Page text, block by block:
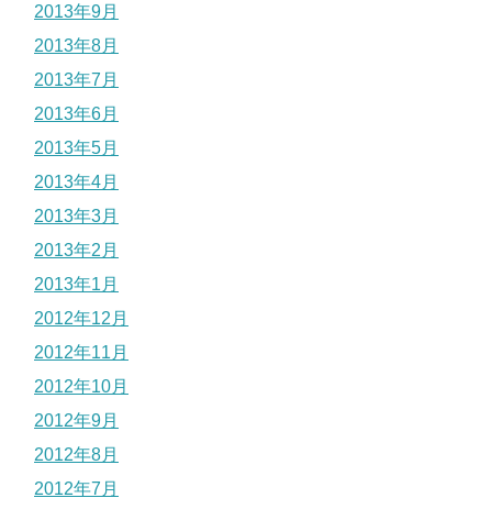
2013年9月
2013年8月
2013年7月
2013年6月
2013年5月
2013年4月
2013年3月
2013年2月
2013年1月
2012年12月
2012年11月
2012年10月
2012年9月
2012年8月
2012年7月